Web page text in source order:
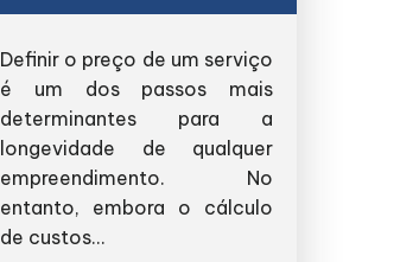
Definir o preço de um serviço
é um dos passos mais
determinantes para a
longevidade de qualquer
empreendimento. No
entanto, embora o cálculo
de custos...